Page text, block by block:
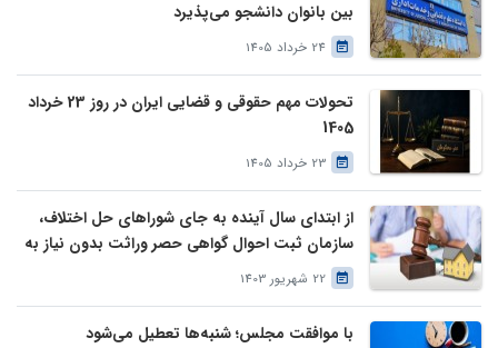
بین بانوان دانشجو می‌پذیرد
24 خرداد 1405
تحولات مهم حقوقی و قضایی ایران در روز 23 خرداد
1405
23 خرداد 1405
از ابتدای سال آینده به جای شوراهای حل اختلاف،
سازمان ثبت احوال گواهی حصر وراثت بدون نیاز به
درخواست وراث صادر خواهد کرد
22 شهریور 1403
با موافقت مجلس؛ شنبه‌ها تعطیل می‌شود